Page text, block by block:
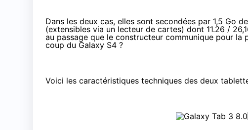
Dans les deux cas, elles sont secondées par 1,5 Go
(extensibles via un lecteur de cartes) dont 11.26 /
au passage que le constructeur communique pour la
coup du Galaxy S4 ?
Voici les caractéristiques techniques des deux